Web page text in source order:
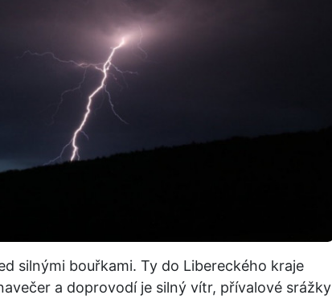
silnými bouřkami. Ty do Libereckého kraje
a doprovodí je silný vítr, přívalové srážky